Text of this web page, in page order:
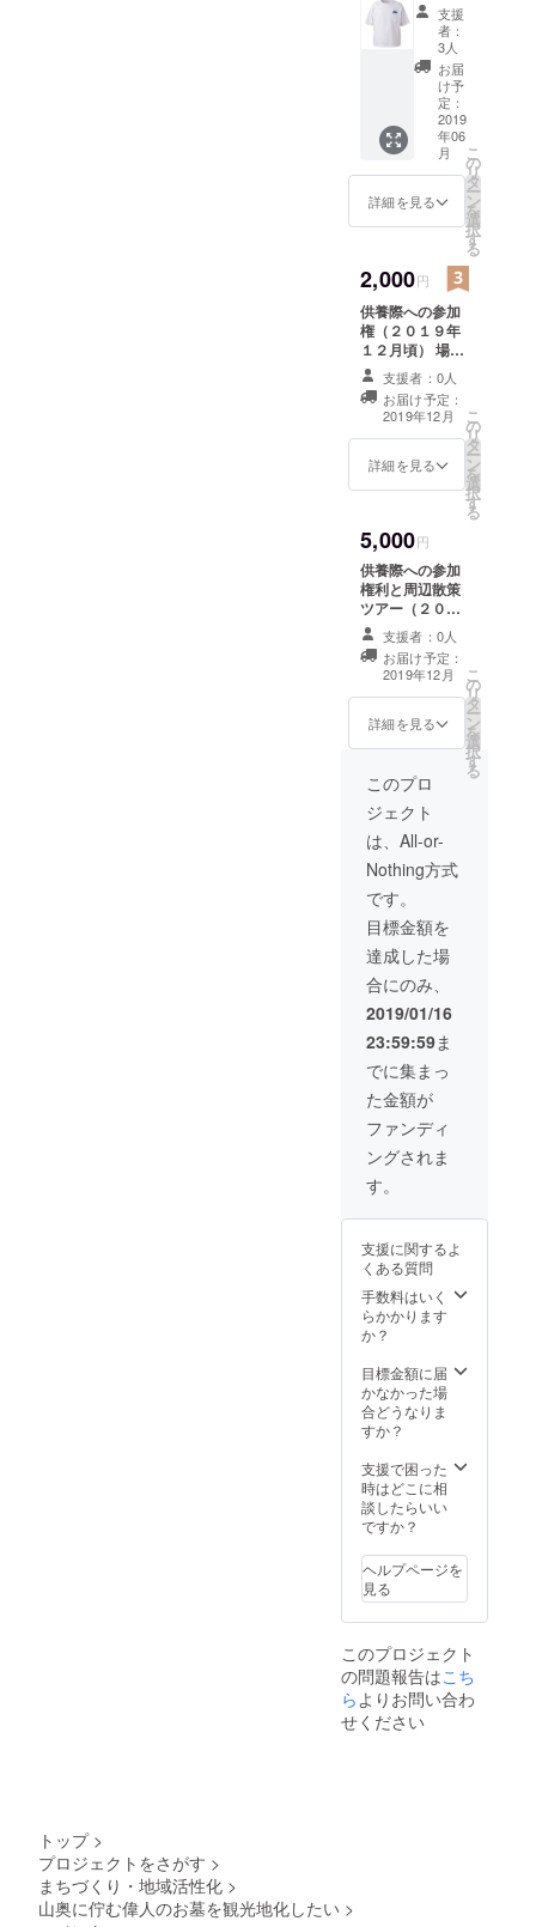
（サイ
ズ：S、
M、L、
LL）
（色：
ホワイ
ト、ブ
ラッ
ク、グ
レー、
グリー
ン、ネ
カー
キー）
「ご希
望の品
のサイ
ズ・色
を備考
欄に記
載して
いただ
きます
す」 ※
デザイ
ンは未
定で
す。決
まり次
第お知
らせし
ます。
支援
者：
3人
お届
け予
定：
2019
年06
月
詳細を見る
こ
の
リ
タ
ー
ン
を
選
択
す
る
2,000円
供養際への参加
権（２０１９年
１２月頃） 場
所：岐阜県山県
市 支援者：0人
お届け予定：
2019年12月
詳細を見る
こ
の
リ
タ
ー
ン
を
選
択
す
る
5,000円
供養際への参加
権利と周辺散策
ツアー（２０１
９年１２月頃）
支援者：0人
お届け予定：
2019年12月
詳細を見る
こ
の
リ
タ
ー
ン
を
選
択
す
る
このプロ
ジェクト
は、All-or-
Nothing方式
です。
目標金額を
達成した場
合にのみ、
2019/01/16
23:59:59ま
でに集まっ
た金額が
ファンディ
ングされま
す。
支援に関するよ
くある質問
手数料はいく
らかかります
か？
目標金額に届
かなかった場
合どうなりま
すか？
支援で困った
時はどこに相
談したらいい
ですか？
ヘルプページを
見る
このプロジェクト
の問題報告はこち
らよりお問い合わ
せください
トップ >
プロジェクトをさがす >
まちづくり・地域活性化 >
山奥に佇む偉人のお墓を観光地化したい >